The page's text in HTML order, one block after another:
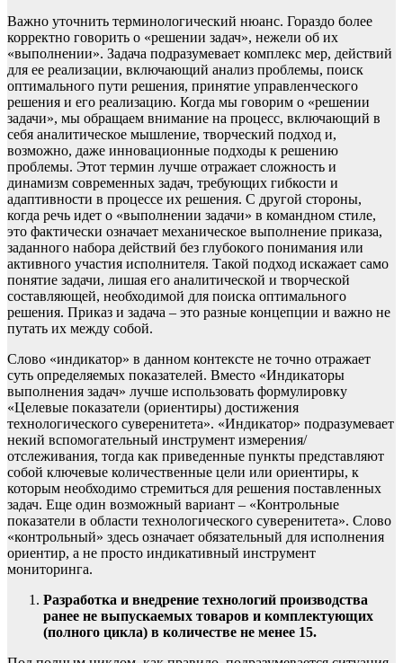
Важно уточнить терминологический нюанс. Гораздо более
корректно говорить о «решении задач», нежели об их
«выполнении». Задача подразумевает комплекс мер, действий
для ее реализации, включающий анализ проблемы, поиск
оптимального пути решения, принятие управленческого
решения и его реализацию. Когда мы говорим о «решении
задачи», мы обращаем внимание на процесс, включающий в
себя аналитическое мышление, творческий подход и,
возможно, даже инновационные подходы к решению
проблемы. Этот термин лучше отражает сложность и
динамизм современных задач, требующих гибкости и
адаптивности в процессе их решения. С другой стороны,
когда речь идет о «выполнении задачи» в командном стиле,
это фактически означает механическое выполнение приказа,
заданного набора действий без глубокого понимания или
активного участия исполнителя. Такой подход искажает само
понятие задачи, лишая его аналитической и творческой
составляющей, необходимой для поиска оптимального
решения. Приказ и задача – это разные концепции и важно не
путать их между собой.
Слово «индикатор» в данном контексте не точно отражает
суть определяемых показателей. Вместо «Индикаторы
выполнения задач» лучше использовать формулировку
«Целевые показатели (ориентиры) достижения
технологического суверенитета». «Индикатор» подразумевает
некий вспомогательный инструмент измерения/
отслеживания, тогда как приведенные пункты представляют
собой ключевые количественные цели или ориентиры, к
которым необходимо стремиться для решения поставленных
задач. Еще один возможный вариант – «Контрольные
показатели в области технологического суверенитета». Слово
«контрольный» здесь означает обязательный для исполнения
ориентир, а не просто индикативный инструмент
мониторинга.
Разработка и внедрение технологий производства
ранее не выпускаемых товаров и комплектующих
(полного цикла) в количестве не менее 15.